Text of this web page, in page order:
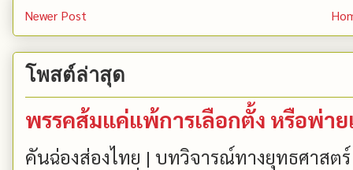
Newer Post
โพสต์ล่าสุด
พรรคส้มแค่แพ้การเลือกตั้ง หรือพ่า
คันฉ่องส่องไทย | บทวิจารณ์ทางยุทธศาสต